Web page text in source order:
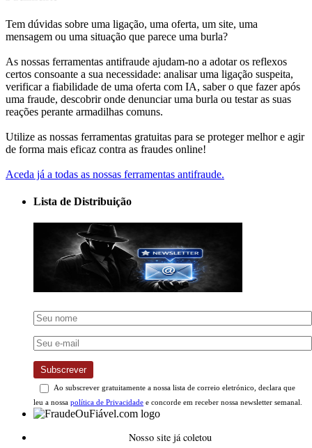
Tem dúvidas sobre uma ligação, uma oferta, um site, uma
mensagem ou uma situação que parece uma burla?
As nossas ferramentas antifraude ajudam-no a adotar os reflexos
certos consoante a sua necessidade: analisar uma ligação suspeita,
verificar a fiabilidade de uma oferta com IA, saber o que fazer após
uma fraude, descobrir onde denunciar uma burla ou testar as suas
reações perante armadilhas comuns.
Utilize as nossas ferramentas gratuitas para se proteger melhor e agir
de forma mais eficaz contra as fraudes online!
Aceda já a todas as nossas ferramentas antifraude.
Lista de Distribuição
Subscrever
Ao subscrever gratuitamente a nossa lista de correio eletrónico, declara que
leu a nossa política de Privacidade e concorde em receber nossa newsletter semanal.
Nosso site já coletou